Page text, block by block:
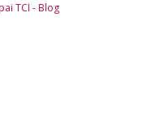
TCI - Blog